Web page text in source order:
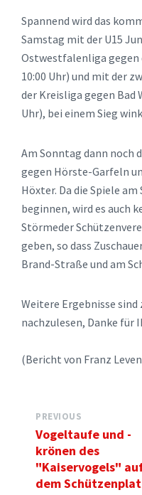
Spannend wird das
Samstag mit der U15
Ostwestfalenliga gegen
10:00 Uhr) und mit der
der Kreisliga gegen
Uhr), bei einem Sieg
Am Sonntag dann noch
gegen Hörste-Garfeln
Höxter. Da die Spiele
beginnen, wird es auch
Störmeder
geben, so dass
Brand-Straße und am
Weitere Ergebnisse
nachzulesen, Danke für
(Bericht von Franz
PREVIOUS
Vogeltaufe und -
krönen des
"Kaiservogels"
dem